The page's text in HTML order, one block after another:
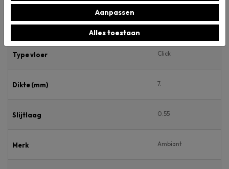
Lengte (mm) 610
Type vloer Click
Dikte (mm) 7.
Slijtlaag 0.55
Merk Ambiant
Aanpassen
Alles toestaan